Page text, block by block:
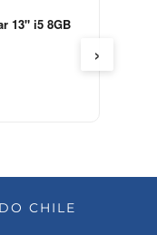
13" i5 8GB
›
CHILE